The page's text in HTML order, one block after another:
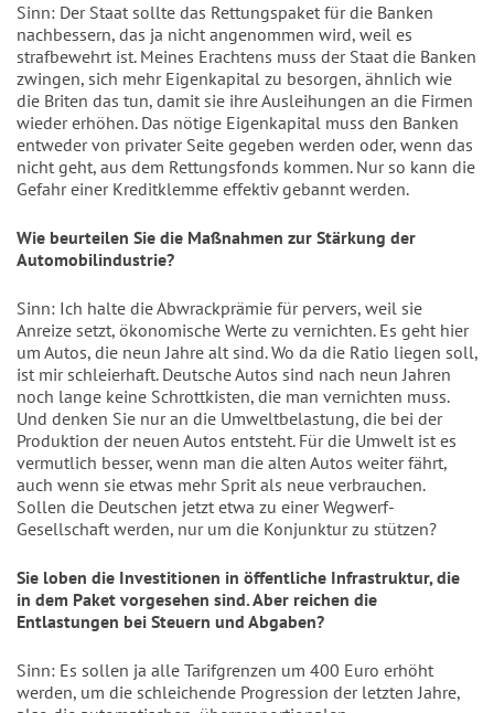
Sinn: Der Staat sollte das Rettungspaket für die Banken
nachbessern, das ja nicht angenommen wird, weil es
strafbewehrt ist. Meines Erachtens muss der Staat die Banken
zwingen, sich mehr Eigenkapital zu besorgen, ähnlich wie
die Briten das tun, damit sie ihre Ausleihungen an die Firmen
wieder erhöhen. Das nötige Eigenkapital muss den Banken
entweder von privater Seite gegeben werden oder, wenn das
nicht geht, aus dem Rettungsfonds kommen. Nur so kann die
Gefahr einer Kreditklemme effektiv gebannt werden.
Wie beurteilen Sie die Maßnahmen zur Stärkung der
Automobilindustrie?
Sinn: Ich halte die Abwrackprämie für pervers, weil sie
Anreize setzt, ökonomische Werte zu vernichten. Es geht hier
um Autos, die neun Jahre alt sind. Wo da die Ratio liegen soll,
ist mir schleierhaft. Deutsche Autos sind nach neun Jahren
noch lange keine Schrottkisten, die man vernichten muss.
Und denken Sie nur an die Umweltbelastung, die bei der
Produktion der neuen Autos entsteht. Für die Umwelt ist es
vermutlich besser, wenn man die alten Autos weiter fährt,
auch wenn sie etwas mehr Sprit als neue verbrauchen.
Sollen die Deutschen jetzt etwa zu einer Wegwerf-
Gesellschaft werden, nur um die Konjunktur zu stützen?
Sie loben die Investitionen in öffentliche Infrastruktur, die
in dem Paket vorgesehen sind. Aber reichen die
Entlastungen bei Steuern und Abgaben?
Sinn: Es sollen ja alle Tarifgrenzen um 400 Euro erhöht
werden, um die schleichende Progression der letzten Jahre,